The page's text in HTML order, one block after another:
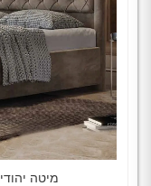
מיטה